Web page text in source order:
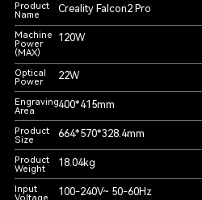
Product
Name
Creality Falcon2 Pro
Machine
Power
(MAX)
120W
Optical
Power
22W
Engraving
Area
400*415mm
Product
Size
664*570*328.4mm
Product
Weight
18.04kg
Input
Voltage
100-240V~ 50-60Hz